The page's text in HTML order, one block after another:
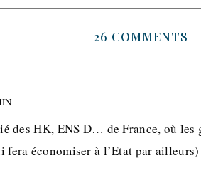
26 COMMENTS
des HK, ENS D… de France, où les
fera économiser à l’Etat par ailleurs)